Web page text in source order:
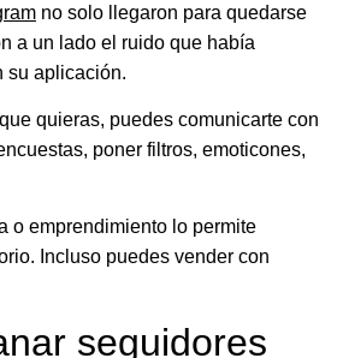
no solo llegaron para quedarse
a un lado el ruido que había
su aplicación.
quieras, puedes comunicarte con
poner filtros, emoticones,
o emprendimiento lo permite
Incluso puedes vender con
seguidores